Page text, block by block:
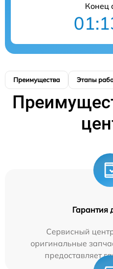
Конец
Преимущества Этапы
Гарантия
Сервисный
оригинальные
предоставляет